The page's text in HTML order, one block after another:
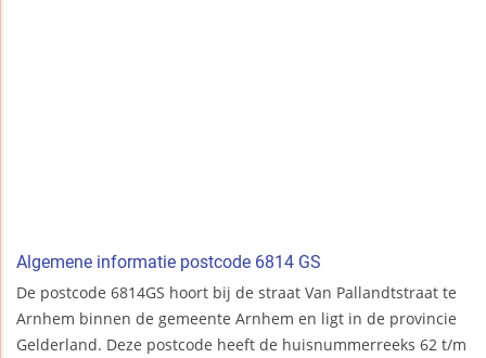
Algemene informatie postcode 6814 GS
De postcode 6814GS hoort bij de straat Van Pallandtstraat te
Arnhem binnen de gemeente Arnhem en ligt in de provincie
Gelderland. Deze postcode heeft de huisnummerreeks 62 t/m